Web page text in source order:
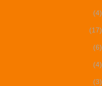
(4)
(17)
(6)
(4)
(3)